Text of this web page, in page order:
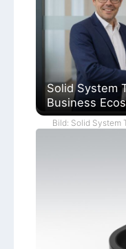
Solid System
Business
Bild: Solid System